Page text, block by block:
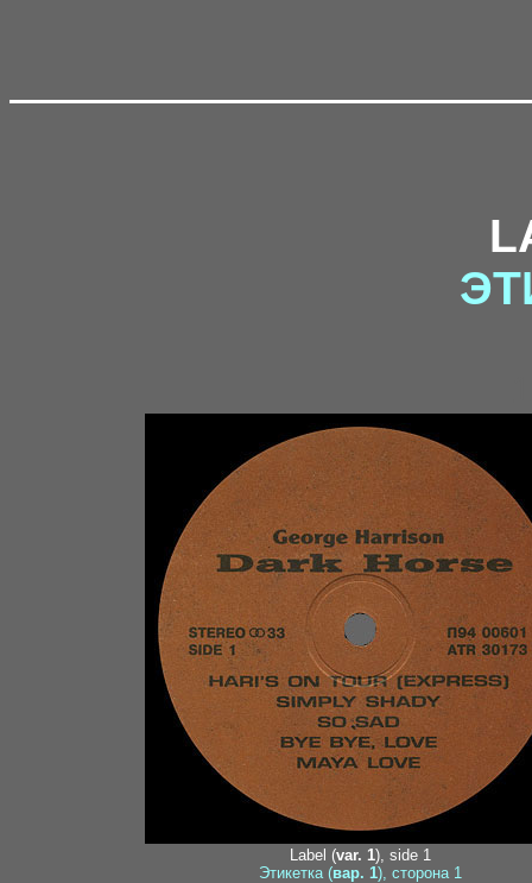
Label (var. 1), side 1
Этикетка (вар. 1), сторона 1